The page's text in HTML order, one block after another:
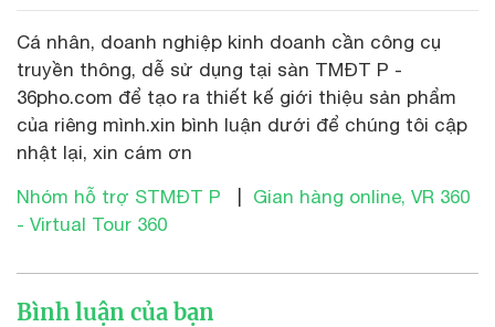
Cá nhân, doanh nghiệp kinh doanh cần công cụ
truyền thông, dễ sử dụng tại sàn TMĐT P -
36pho.com để tạo ra thiết kế giới thiệu sản phẩm
của riêng mình.xin bình luận dưới để chúng tôi cập
nhật lại, xin cám ơn
Nhóm hỗ trợ STMĐT P
Gian hàng online, VR 360
- Virtual Tour 360
Bình luận của bạn